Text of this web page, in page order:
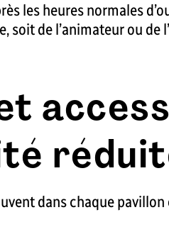
les heures normales
de l’animateur ou
dans chaque